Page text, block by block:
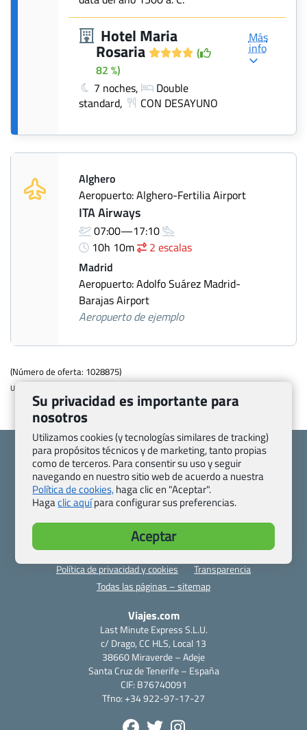
Hotel Maria
Rosaria
(
82 %)
7 noches,
Double
standard,
CON DESAYUNO
Más
info
Alghero
Aeropuerto: Alghero-Fertilia Airport
ITA Airways
07:00—17:10
10h 10m
2 escalas
Madrid
Aeropuerto: Adolfo Suárez Madrid-
Barajas Airport
Aeropuerto de ejemplo
(Número de oferta: 1028875)
Ultima modificacion: 2026-04-21 13:37:40
Quienes somos
Contacto
Blog de Viajes.com
Registro de agencias
Preguntas frecuentes
Condiciones generales
Política de privacidad y cookies
Transparencia
Todas las páginas – sitemap
Viajes.com
Last Minute Express S.L.U.
c/ Drago, CC HLS, Local 13
38660 Miraverde – Adeje
Santa Cruz de Tenerife – España
CIF: B76740091
Tfno: +34 922-97-17-27
Su privacidad es importante para
nosotros
Utilizamos cookies (y tecnologías similares de tracking)
para propósitos técnicos y de marketing, tanto propias
como de terceros. Para consentir su uso y seguir
navegando en nuestro sitio web de acuerdo a nuestra
Política de cookies,haga clic en "Aceptar".
Hagaclic aquípara configurar sus preferencias.
Aceptar